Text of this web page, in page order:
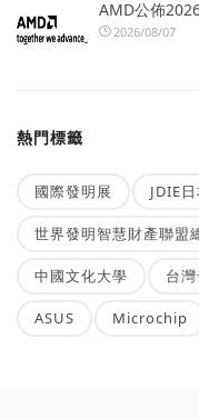
AMD公佈
2026/08/07
熱門標籤
國際發明展 JDIE
世界發明智慧財產聯盟
中國文化大學 台
ASUS Microchip